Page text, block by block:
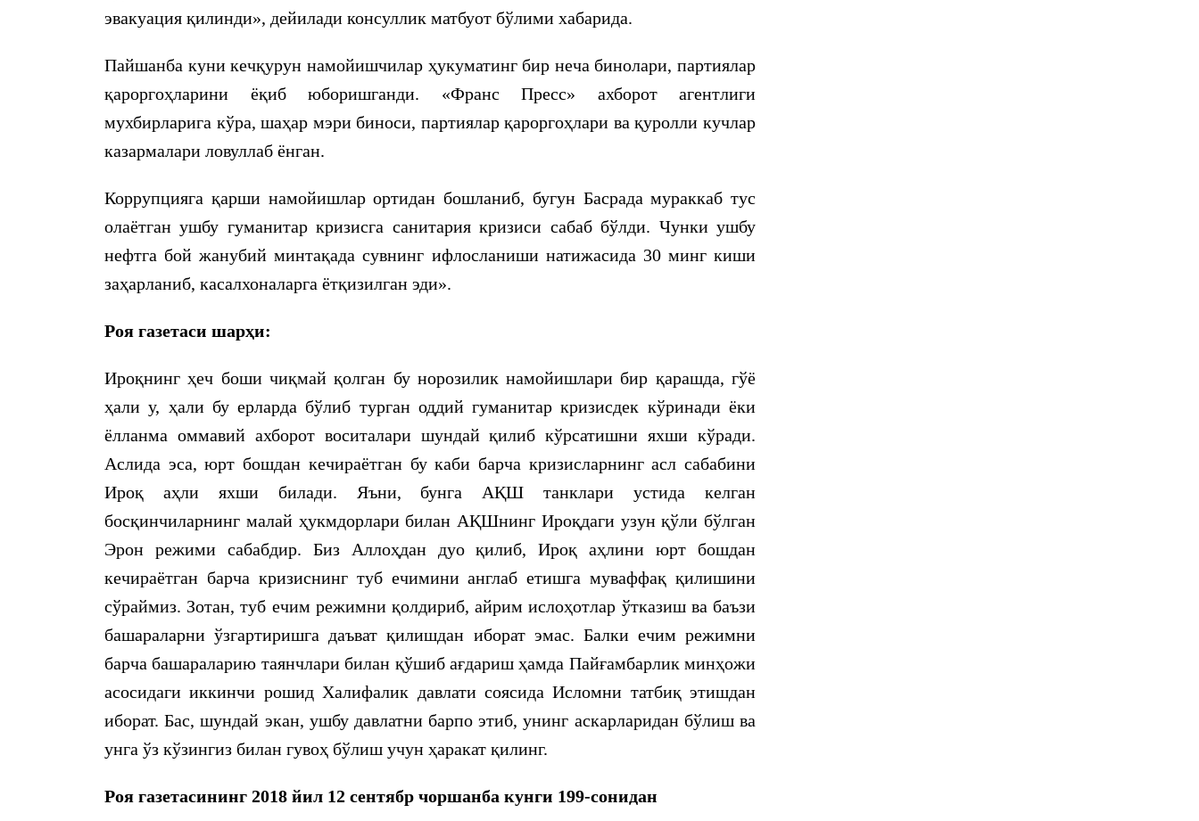
эвакуация қилинди», дейилади консуллик матбуот бўлими хабарида.
Пайшанба куни кечқурун намойишчилар ҳукуматинг бир неча бинолари, партиялар
қароргоҳларини ёқиб юборишганди. «Франс Пресс» ахборот агентлиги
мухбирларига кўра, шаҳар мэри биноси, партиялар қароргоҳлари ва қуролли кучлар
казармалари ловуллаб ёнган.
Коррупцияга қарши намойишлар ортидан бошланиб, бугун Басрада мураккаб тус
олаётган ушбу гуманитар кризисга санитария кризиси сабаб бўлди. Чунки ушбу
нефтга бой жанубий минтақада сувнинг ифлосланиши натижасида 30 минг киши
заҳарланиб, касалхоналарга ётқизилган эди».
Роя газетаси шарҳи:
Ироқнинг ҳеч боши чиқмай қолган бу норозилик намойишлари бир қарашда, гўё
ҳали у, ҳали бу ерларда бўлиб турган оддий гуманитар кризисдек кўринади ёки
ёлланма оммавий ахборот воситалари шундай қилиб кўрсатишни яхши кўради.
Аслида эса, юрт бошдан кечираётган бу каби барча кризисларнинг асл сабабини
Ироқ аҳли яхши билади. Яъни, бунга АҚШ танклари устида келган
босқинчиларнинг малай ҳукмдорлари билан АҚШнинг Ироқдаги узун қўли бўлган
Эрон режими сабабдир. Биз Аллоҳдан дуо қилиб, Ироқ аҳлини юрт бошдан
кечираётган барча кризиснинг туб ечимини англаб етишга муваффақ қилишини
сўраймиз. Зотан, туб ечим режимни қолдириб, айрим ислоҳотлар ўтказиш ва баъзи
башараларни ўзгартиришга даъват қилишдан иборат эмас. Балки ечим режимни
барча башараларию таянчлари билан қўшиб ағдариш ҳамда Пайғамбарлик минҳожи
асосидаги иккинчи рошид Халифалик давлати соясида Исломни татбиқ этишдан
иборат. Бас, шундай экан, ушбу давлатни барпо этиб, унинг аскарларидан бўлиш ва
унга ўз кўзингиз билан гувоҳ бўлиш учун ҳаракат қилинг.
Роя газетасининг 2018 йил 12 сентябр чоршанба кунги 199-сонидан